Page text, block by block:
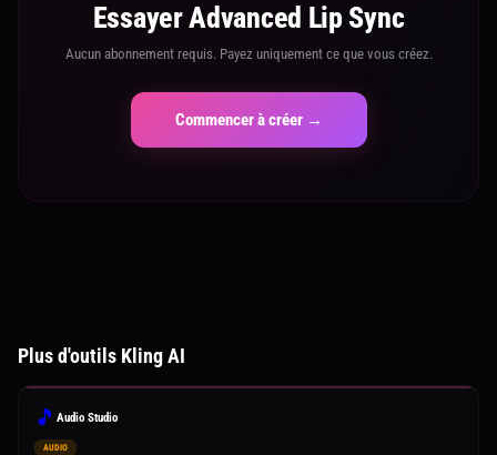
Essayer Advanced Lip Sync
Aucun abonnement requis. Payez uniquement ce que vous créez.
Commencer à créer →
Plus d'outils Kling AI
🎵 Audio Studio
AUDIO